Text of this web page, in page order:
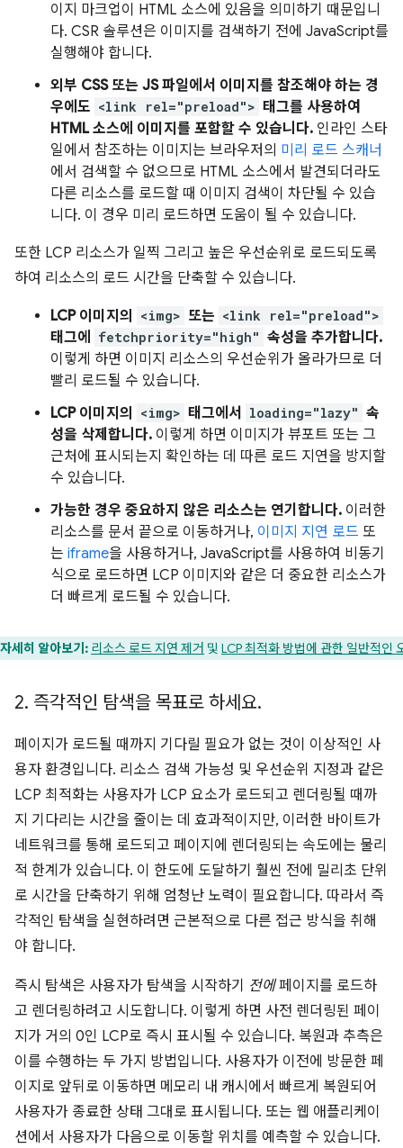
이지 마크업이 HTML 소스에 있음을 의미하기 때문입니
다. CSR 솔루션은 이미지를 검색하기 전에 JavaScript를
실행해야 합니다.
외부 CSS 또는 JS 파일에서 이미지를 참조해야 하는 경
우에도 <link rel="preload"> 태그를 사용하여
HTML 소스에 이미지를 포함할 수 있습니다. 인라인 스타
일에서 참조하는 이미지는 브라우저의 미리 로드 스캐너
에서 검색할 수 없으므로 HTML 소스에서 발견되더라도
다른 리소스를 로드할 때 이미지 검색이 차단될 수 있습
니다. 이 경우 미리 로드하면 도움이 될 수 있습니다.
또한 LCP 리소스가 일찍 그리고 높은 우선순위로 로드되도록
하여 리소스의 로드 시간을 단축할 수 있습니다.
LCP 이미지의 <img> 또는 <link rel="preload">
태그에 fetchpriority="high" 속성을 추가합니다.
이렇게 하면 이미지 리소스의 우선순위가 올라가므로 더
빨리 로드될 수 있습니다.
LCP 이미지의
<img> 태그에서 loading="lazy" 속
성을 삭제합니다. 이렇게 하면 이미지가 뷰포트 또는 그
근처에 표시되는지 확인하는 데 따른 로드 지연을 방지할
수 있습니다.
가능한 경우 중요하지 않은 리소스는 연기합니다. 이러한
리소스를 문서 끝으로 이동하거나, 이미지 지연 로드 또
는 iframe을 사용하거나, JavaScript를 사용하여 비동기
식으로 로드하면 LCP 이미지와 같은 더 중요한 리소스가
더 빠르게 로드될 수 있습니다.
자세히 알아보기: 리소스 로드 지연 제거 및 LCP 최적화 방법에 관한 일반적인
2. 즉각적인 탐색을 목표로 하세요.
페이지가 로드될 때까지 기다릴 필요가 없는 것이 이상적인 사
용자 환경입니다. 리소스 검색 가능성 및 우선순위 지정과 같은
LCP 최적화는 사용자가 LCP 요소가 로드되고 렌더링될 때까
지 기다리는 시간을 줄이는 데 효과적이지만, 이러한 바이트가
네트워크를 통해 로드되고 페이지에 렌더링되는 속도에는 물리
적 한계가 있습니다. 이 한도에 도달하기 훨씬 전에 밀리초 단위
로 시간을 단축하기 위해 엄청난 노력이 필요합니다. 따라서 즉
각적인 탐색을 실현하려면 근본적으로 다른 접근 방식을 취해
야 합니다.
즉시 탐색은 사용자가 탐색을 시작하기 전에페이지를 로드하
고 렌더링하려고 시도합니다. 이렇게 하면 사전 렌더링된 페이
지가 거의 0인 LCP로 즉시 표시될 수 있습니다. 복원과 추측은
이를 수행하는 두 가지 방법입니다. 사용자가 이전에 방문한 페
이지로 앞뒤로 이동하면 메모리 내 캐시에서 빠르게 복원되어
사용자가 종료한 상태 그대로 표시됩니다. 또는 웹 애플리케이
션에서 사용자가 다음으로 이동할 위치를 예측할 수 있습니다.